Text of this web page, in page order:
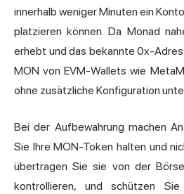
innerhalb weniger Minuten ein
platzieren können. Da Monad
erhebt und das bekannte 0x-
MON von EVM-Wallets wie
ohne zusätzliche Konfiguration
Bei der Aufbewahrung machen
Sie Ihre MON-Token halten und
übertragen Sie sie von der
kontrollieren, und schützen